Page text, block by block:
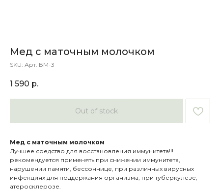
Мед с маточным молочком
SKU: Арт. БМ-3
1 590 р.
Out of stock
Мед с маточным молочком
Лучшее средство для восстановления иммунитета!!!
рекомендуется применять при снижении иммунитета,
нарушении памяти, бессоннице, при различных вирусных
инфекциях для поддержания организма, при туберкулезе,
атеросклерозе.